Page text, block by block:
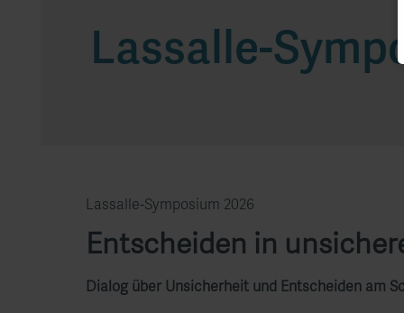
Lassalle-
Lassalle-Symposium 2026
Entscheiden in
Dialog über Unsicherheit und Entscheiden am